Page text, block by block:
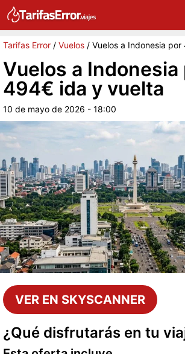
Tarifas Error / Vuelos / Vuelos a Indonesia
Vuelos a Indonesia
494€ ida y vuelta
10 de mayo de 2026 - 18:00
VER EN SKYSCANNER
¿Qué disfrutarás en tu
G Sigue a Tarifas Error en Google